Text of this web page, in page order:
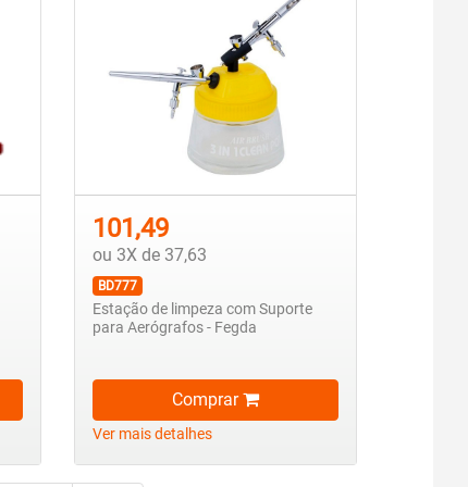
101,49
ou 3X de 37,63
BD777
Estação de limpeza com Suporte
para Aerógrafos - Fegda
Comprar
Ver mais detalhes